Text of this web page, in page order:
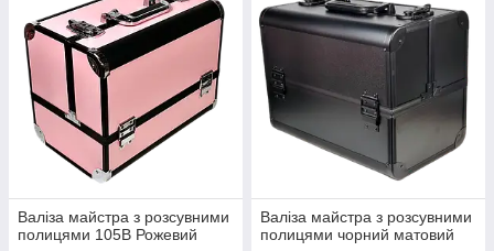
Валіза майстра з розсувними
полицями 105В Рожевий
Валіза майстра з розсувними
полицями чорний матовий